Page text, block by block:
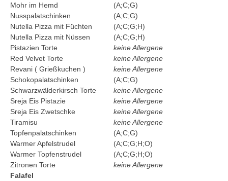
Mohr im Hemd
(A;C;G)
Nusspalatschinken
(A;C;G)
Nutella Pizza mit Füchten
(A;C;G;H)
Nutella Pizza mit Nüssen
(A;C;G;H)
Pistazien Torte
keine Allergene
Red Velvet Torte
keine Allergene
Revani ( Grießkuchen )
keine Allergene
Schokopalatschinken
(A;C;G)
Schwarzwälderkirsch Torte
keine Allergene
Sreja Eis Pistazie
keine Allergene
Sreja Eis Zwetschke
keine Allergene
Tiramisu
keine Allergene
Topfenpalatschinken
(A;C;G)
Warmer Apfelstrudel
(A;C;G;H;O)
Warmer Topfenstrudel
(A;C;G;H;O)
Zitronen Torte
keine Allergene
Falafel